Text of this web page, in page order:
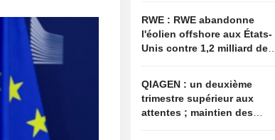
RWE : RWE abandonne
l'éolien offshore aux États-
Unis contre 1,2 milliard de
QIAGEN : un deuxième
trimestre supérieur aux
attentes ; maintien des